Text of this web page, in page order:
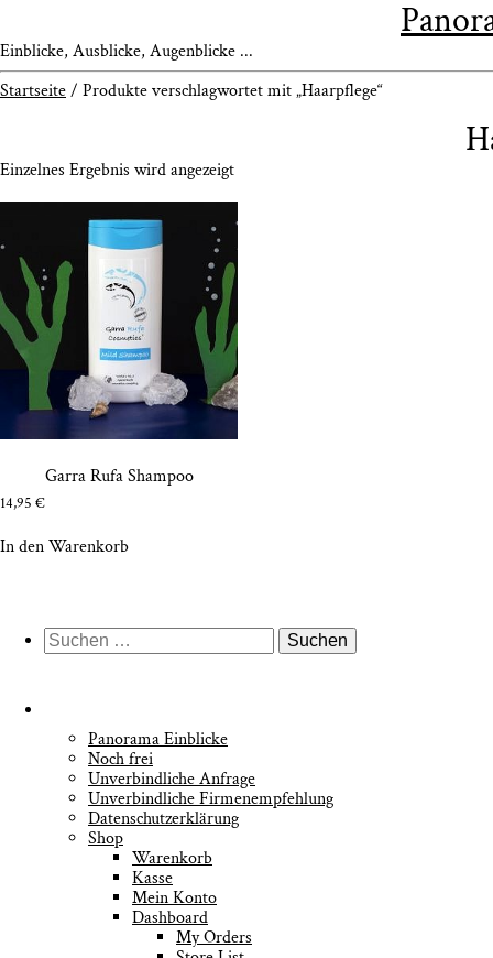
Einblicke, Ausblicke, Augenblicke ...
Startseite/ Produkte verschlagwortet mit „Haarpflege“
Einzelnes Ergebnis wird angezeigt
Gar­ra Rufa Shampoo
14,95 €
In den Warenkorb
Suche
nach:
Pan­ora­ma Einblicke
Noch frei
Unver­bind­li­che Anfrage
Unver­bind­li­che Firmenempfehlung
Daten­schutz­er­klä­rung
Shop
Waren­korb
Kas­se
Mein Kon­to
Dash­board
My Orders